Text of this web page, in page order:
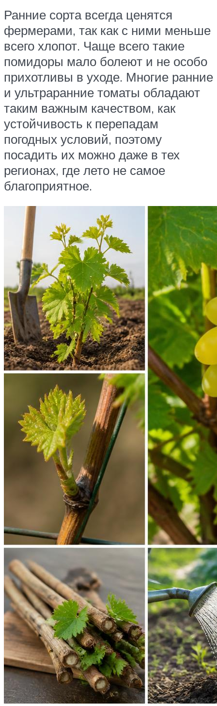
Ранние сорта всегда ценятся
фермерами, так как с ними меньше
всего хлопот. Чаще всего такие
помидоры мало болеют и не особо
прихотливы в уходе. Многие ранние
и ультраранние томаты обладают
таким важным качеством, как
устойчивость к перепадам
погодных условий, поэтому
посадить их можно даже в тех
регионах, где лето не самое
благоприятное.